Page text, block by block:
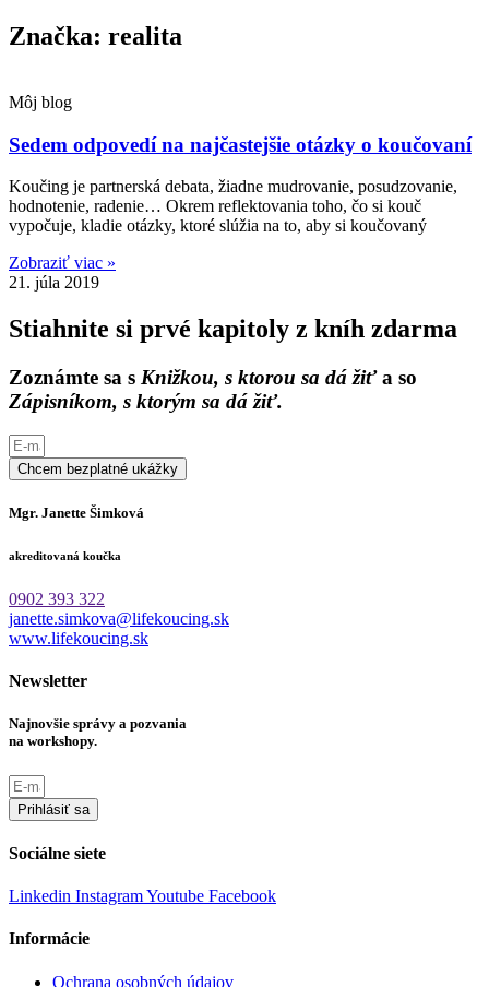
Značka: realita
Môj blog
Sedem odpovedí na najčastejšie otázky o koučovaní
Koučing je partnerská debata, žiadne mudrovanie, posudzovanie,
hodnotenie, radenie… Okrem reflektovania toho, čo si kouč
vypočuje, kladie otázky, ktoré slúžia na to, aby si koučovaný
Zobraziť viac »
21. júla 2019
Stiahnite si prvé kapitoly z kníh zdarma
Zoznámte sa s Knižkou, s ktorou sa dá žiťa so
Zápisníkom, s ktorým sa dá žiť.
Chcem bezplatné ukážky
Mgr. Janette Šimková
akreditovaná koučka
0902 393 322
janette.simkova@lifekoucing.sk
www.lifekoucing.sk
Newsletter
Najnovšie správy a pozvania
na workshopy.
Prihlásiť sa
Sociálne siete
Linkedin InstagramYoutube Facebook
Informácie
Ochrana osobných údajov